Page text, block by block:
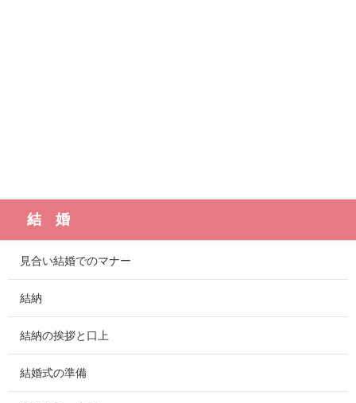
結 婚
見合い結婚でのマナー
結納
結納の挨拶と口上
結婚式の準備